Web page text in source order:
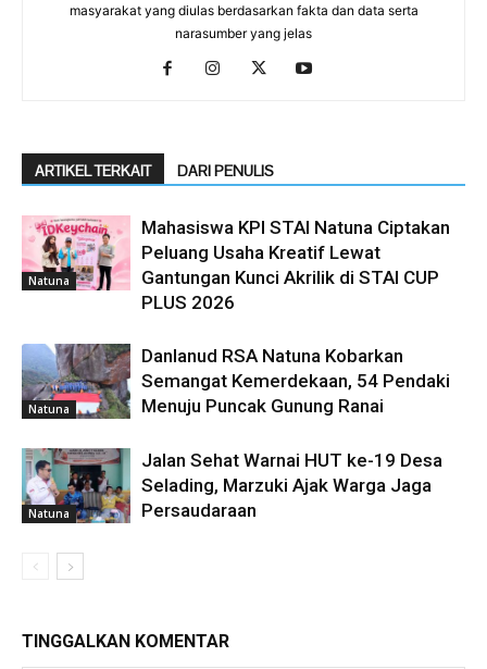
masyarakat yang diulas berdasarkan fakta dan data serta
narasumber yang jelas
ARTIKEL TERKAIT DARI PENULIS
Natuna
Mahasiswa KPI STAI Natuna Ciptakan
Peluang Usaha Kreatif Lewat
Gantungan Kunci Akrilik di STAI CUP
PLUS 2026
Natuna
Danlanud RSA Natuna Kobarkan
Semangat Kemerdekaan, 54 Pendaki
Menuju Puncak Gunung Ranai
Natuna
Jalan Sehat Warnai HUT ke-19 Desa
Selading, Marzuki Ajak Warga Jaga
Persaudaraan
TINGGALKAN KOMENTAR